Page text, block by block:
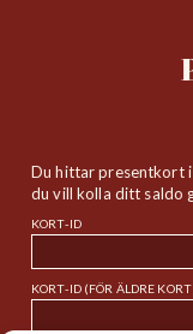
Du hittar presentkort
du vill kolla ditt saldo
KORT-ID
KORT-ID (FÖR ÄLDRE